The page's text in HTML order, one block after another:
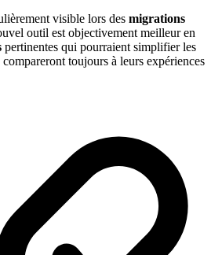
visible lors des migrations
outil est objectivement meilleur en
pertinentes qui pourraient simplifier les
toujours à leurs expériences